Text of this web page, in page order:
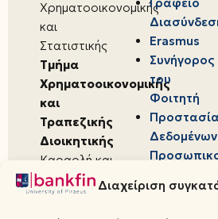
Διαχείριση
Χρηματοοικονομικής
και
Στατιστικής
Τμήμα
Χρηματοοικονομικής
και
Τραπεζικής
Διοικητικής
Καραολή και
Δημητρίου 80,
18534,
Erasmus
Συνήγορος
του
Φοιτητή
Προστασία
Δεδομένων